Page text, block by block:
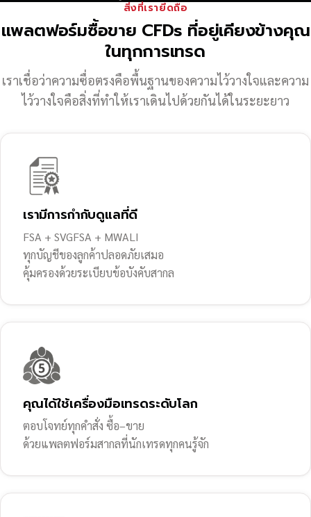
สิ่งที่เรายึดถือ
แพลตฟอร์มซื้อขาย CFDs ที่อยู่เคียงข้างคุณ
ในทุกการเทรด
เราเชื่อว่าความซื่อตรงคือพื้นฐานของความไว้วางใจและความ
ไว้วางใจคือสิ่งที่ทำให้เราเดินไปด้วยกันได้ในระยะยาว
เรามีการกำกับดูแลที่ดี
FSA + SVGFSA + MWALI
ทุกบัญชีของลูกค้าปลอดภัยเสมอ
คุ้มครองด้วยระเบียบข้อบังคับสากล
คุณได้ใช้เครื่องมือเทรดระดับโลก
ตอบโจทย์ทุกคำสั่ง ซื้อ–ขาย
ด้วยแพลตฟอร์มสากลที่นักเทรดทุกคนรู้จัก